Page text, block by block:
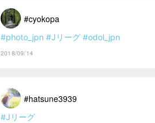
#cyokopa
#photo_jpn #Jリーグ #odol_jpn
2018/09/14
#hatsune3939
#Jリーグ